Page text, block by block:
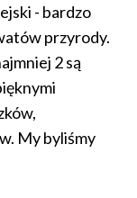
- bardzo
przyrody.
2 są
My byliśmy